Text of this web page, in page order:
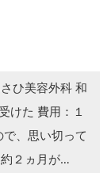
ひ美容外科 和
けた 費用：１
、思い切って
２ヵ月が…